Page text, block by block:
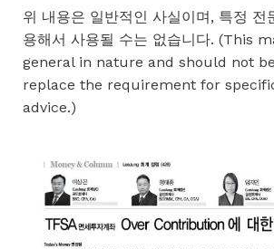
위 내용은 일반적인 사실이며, 특정 전
용해서 사용될 수는 없습니다. (This
general in nature and should not
replace the requirement for
advice.)